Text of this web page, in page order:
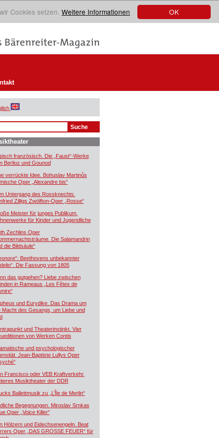
OK
Cookies setzen. Weitere Informationen
französisch. Die „Faust“-Werke
Berlioz und Gounod
verrückte Idee. Bohuslav Martinůs
Oper „Alexandre bis“
Untergang des Rossknechts.
Zilligs Zwölfton-Oper „Rosse“
Meister für junges Publikum.
für Kinder und Jugendliche
Zechlins Oper
Die Salamandrin
die Bildsäule“
Beethovens unbekannter
Die Fassung von 1805
das gutgehen? Liebe zwischen
in Rameaus „Les Fêtes de
und Eurydike. Das Drama um
Macht des Gesangs, um Liebe und
und Theaterinstinkt. Vier
von Werken Contis
und psychologischer
Jean-Baptiste Lullys Oper
Francisco oder VEB Kraftverkehr.
Musiktheater der DDR
Ballettmusik zu „L’Île de Merlin“
Begegnungen. Miroslav Srnkas
Oper „Voice Killer“
Hölzern und Eidechsenengeln. Beat
Oper „DAS GROSSE FEUER“ für